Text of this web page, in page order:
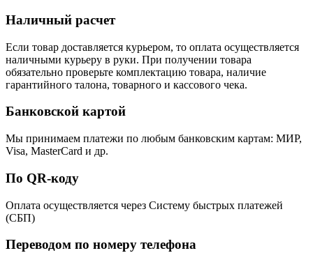
Наличный расчет
Если товар доставляется курьером, то оплата осуществляется
наличными курьеру в руки. При получении товара
обязательно проверьте комплектацию товара, наличие
гарантийного талона, товарного и кассового чека.
Банковской картой
Мы принимаем платежи по любым банковским картам: МИР,
Visa, MasterCard и др.
По QR-коду
Оплата осуществляется через Систему быстрых платежей
(СБП)
Переводом по номеру телефона